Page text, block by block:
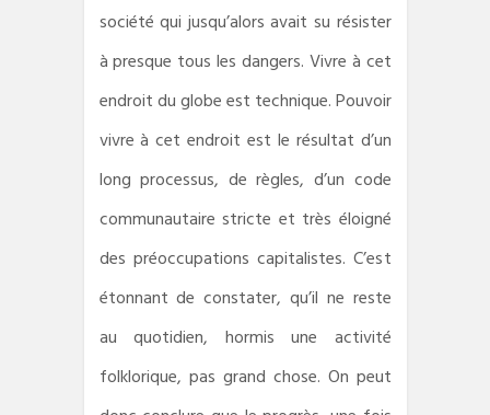
société qui jusqu’alors avait su résister
à presque tous les dangers. Vivre à cet
endroit du globe est technique. Pouvoir
vivre à cet endroit est le résultat d’un
long processus, de règles, d’un code
communautaire stricte et très éloigné
des préoccupations capitalistes. C’est
étonnant de constater, qu’il ne reste
au quotidien, hormis une activité
folklorique, pas grand chose. On peut